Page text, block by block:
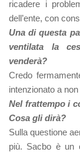
ricadere i
dell’ente, con
Una di questa
ventilata la
venderà?
Credo
intenzionato a
Nel frattempo i
Cosa gli dirà?
Sulla questione
più. Sacbo è un